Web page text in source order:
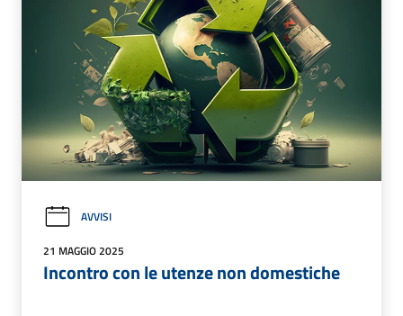
AVVISI
21 MAGGIO 2025
Incontro con le utenze non domestiche